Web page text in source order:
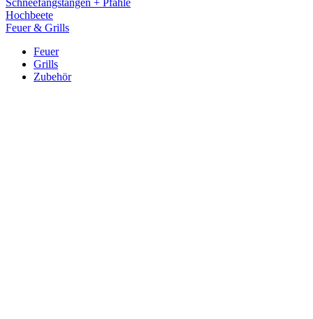
Schneefangstangen + Pfähle
Hochbeete
Feuer & Grills
Feuer
Grills
Zubehör